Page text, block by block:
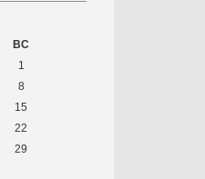
ВС
1
8
15
22
29